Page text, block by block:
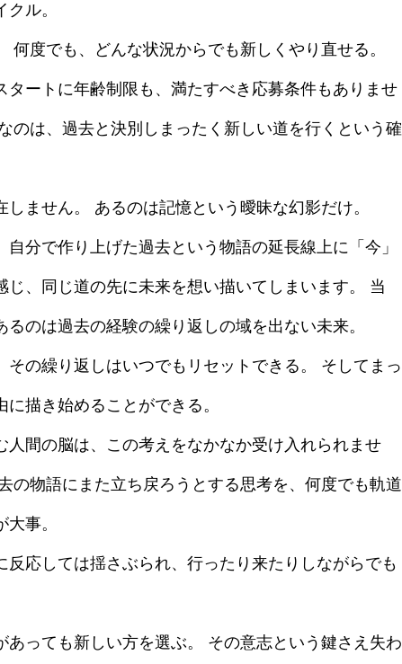
ル。
何度でも、どんな状況からでも新しくやり直せる。
タートに年齢制限も、満たすべき応募条件もありませ
のは、過去と決別しまったく新しい道を行くという確
しません。 あるのは記憶という曖昧な幻影だけ。
自分で作り上げた過去という物語の延長線上に「今」
じ、同じ道の先に未来を想い描いてしまいます。 当
るのは過去の経験の繰り返しの域を出ない未来。
その繰り返しはいつでもリセットできる。 そしてまっ
に描き始めることができる。
人間の脳は、この考えをなかなか受け入れられませ
の物語にまた立ち戻ろうとする思考を、何度でも軌道
事。
反応しては揺さぶられ、行ったり来たりしながらでも
あっても新しい方を選ぶ。 その意志という鍵さえ失わ